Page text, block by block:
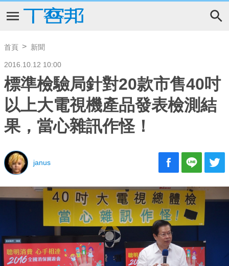
首頁 新聞
2016.10.12 10:00
標準檢驗局針對20款市售40吋
以上大電視機產品發表檢測結
果，當心雜訊作怪！
janus